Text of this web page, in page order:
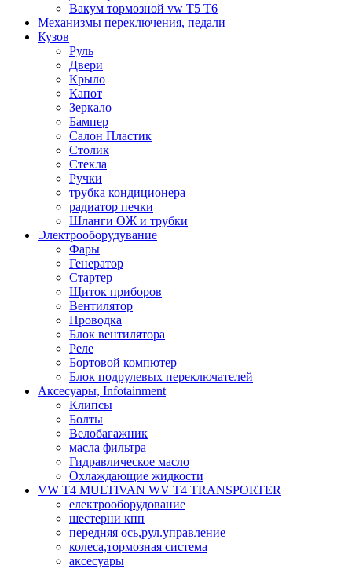
Вакум тормозной vw T5 T6
Механизмы переключения, педали
Кузов
Руль
Двери
Крыло
Капот
Зеркало
Бампер
Салон Пластик
Столик
Стекла
Ручки
трубка кондиционера
радиатор печки
Шланги ОЖ и трубки
Электрооборудувание
Фары
Генератор
Стартер
Щиток приборов
Вентилятор
Проводка
Блок вентилятора
Реле
Бортовой компютер
Блок подрулевых переключателей
Аксесуары, Infotainment
Клипсы
Болты
Велобагажник
масла фильтра
Гидравлическое масло
Охлаждающие жидкости
VW T4 MULTIVAN WV T4 TRANSPORTER
електрооборудование
шестерни кпп
передняя ось,рул.управление
колеса,тормозная система
аксесуары